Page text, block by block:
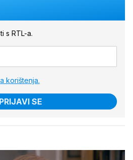
s RTL-a.
korištenja.
PRIJAVI SE